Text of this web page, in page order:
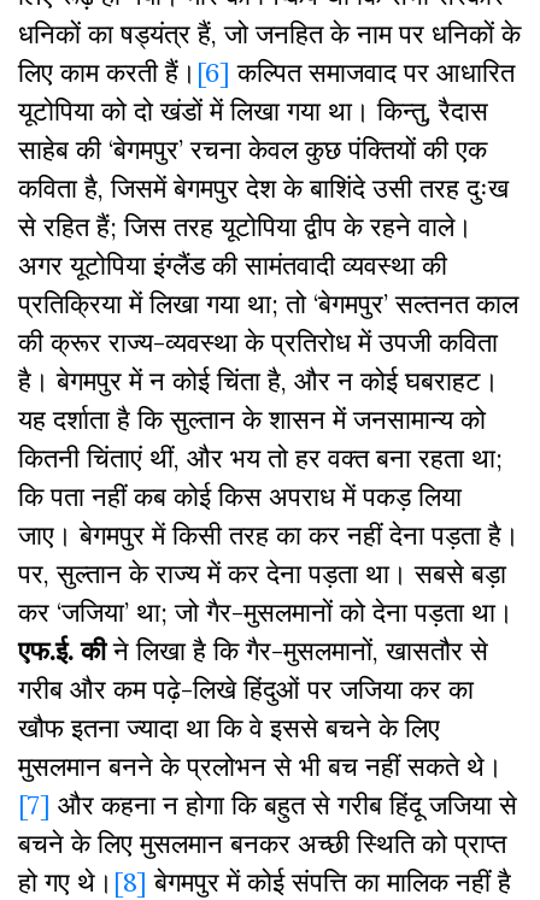
धनिकों का षड्यंत्र हैं, जो जनहित के नाम पर धनिकों के
लिए काम करती हैं। [6] कल्पित समाजवाद पर आधारित
यूटोपिया को दो खंडों में लिखा गया था। किन्तु, रैदास
साहेब की ‘बेगमपुर’ रचना केवल कुछ पंक्तियों की एक
कविता है, जिसमें बेगमपुर देश के बाशिंदे उसी तरह दुःख
से रहित हैं; जिस तरह यूटोपिया द्वीप के रहने वाले।
अगर यूटोपिया इंग्लैंड की सामंतवादी व्यवस्था की
प्रतिक्रिया में लिखा गया था; तो ‘बेगमपुर’ सल्तनत काल
की क्रूर राज्य-व्यवस्था के प्रतिरोध में उपजी कविता
है। बेगमपुर में न कोई चिंता है, और न कोई घबराहट।
यह दर्शाता है कि सुल्तान के शासन में जनसामान्य को
कितनी चिंताएं थीं, और भय तो हर वक्त बना रहता था;
कि पता नहीं कब कोई किस अपराध में पकड़ लिया
जाए। बेगमपुर में किसी तरह का कर नहीं देना पड़ता है।
पर, सुल्तान के राज्य में कर देना पड़ता था। सबसे बड़ा
कर ‘जजिया’ था; जो गैर-मुसलमानों को देना पड़ता था।
एफ.ई.कीने लिखा है कि गैर-मुसलमानों, खासतौर से
गरीब और कम पढ़े-लिखे हिंदुओं पर जजिया कर का
खौफ इतना ज्यादा था कि वे इससे बचने के लिए
मुसलमान बनने के प्रलोभन से भी बच नहीं सकते थे।
[7] और कहना न होगा कि बहुत से गरीब हिंदू जजिया से
बचने के लिए मुसलमान बनकर अच्छी स्थिति को प्राप्त
हो गए थे। [8] बेगमपुर में कोई संपत्ति का मालिक नहीं है